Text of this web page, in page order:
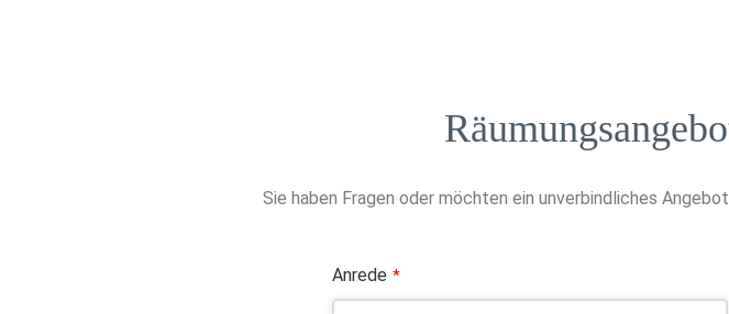
Sie haben Fragen oder möchten ein unverbindliches
Anrede *